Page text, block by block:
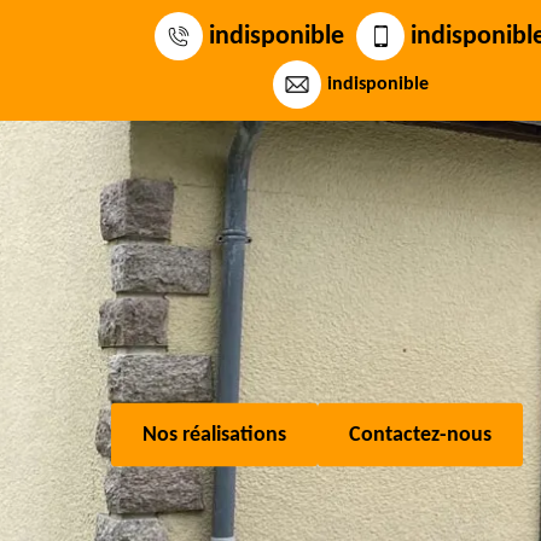
indisponible
indisponible
Nos réalisations Contactez-nous